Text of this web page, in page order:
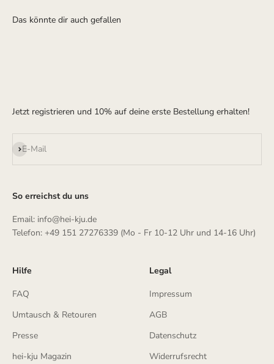
Jetzt registrieren und 10% auf deine erste Bestellung erhalten!
E-Mail
Abonnieren
So erreichst du uns
Email: info@hei-kju.de
Telefon: +49 151 27276339 (Mo - Fr 10-12 Uhr und 14-16 Uhr)
Hilfe
FAQ
Umtausch & Retouren
Presse
hei-kju Magazin
Legal
Impressum
AGB
Datenschutz
Widerrufsrecht